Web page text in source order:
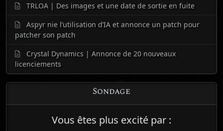
TRLOA | Des images et une date de sortie en fuite
Aspyr nie l’utilisation d’IA et annonce un patch pour
patcher son patch
Crystal Dynamics | Annonce de 20 nouveaux
licenciements
Sondage
Vous êtes plus excité par :